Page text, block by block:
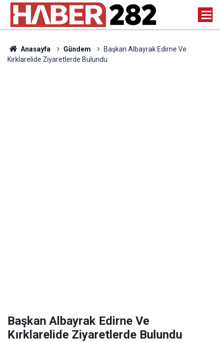
Anasayfa Gündem
Başkan Albayrak Edirne Ve
Kırklarelide Ziyaretlerde Bulundu
Başkan Albayrak Edirne Ve
Kırklarelide Ziyaretlerde Bulundu